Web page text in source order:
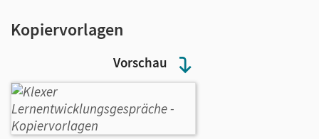
Vorschau
Kopiervorlagen